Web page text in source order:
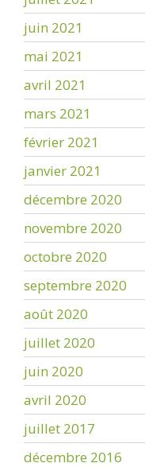
juin 2021
mai 2021
avril 2021
mars 2021
février 2021
janvier 2021
décembre 2020
novembre 2020
octobre 2020
septembre 2020
août 2020
juillet 2020
juin 2020
avril 2020
juillet 2017
décembre 2016